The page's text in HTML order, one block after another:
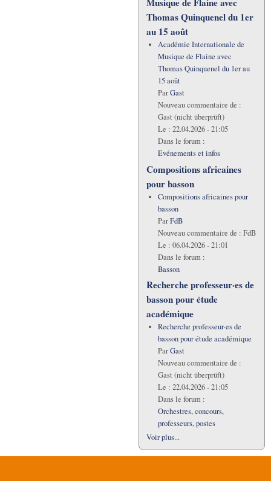
Musique de Flaine avec
Thomas Quinquenel du 1er
au 15 août
Académie Internationale de
Musique de Flaine avec
Thomas Quinquenel du 1er au
15 août
ParGast
Nouveau commentaire de :
Gast (nicht überprüft)
Le : 22.04.2026 - 21:05
Dans le forum :
Evénements et infos
Compositions africaines
pour basson
Compositions africaines pour
basson
ParFdB
Nouveau commentaire de : FdB
Le : 06.04.2026 - 21:01
Dans le forum :
Basson
Recherche professeur·es de
basson pour étude
académique
Recherche professeur·es de
basson pour étude académique
ParGast
Nouveau commentaire de :
Gast (nicht überprüft)
Le : 22.04.2026 - 21:05
Dans le forum :
Orchestres, concours,
professeurs, postes
Voir plus...